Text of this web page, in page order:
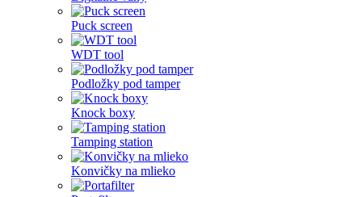
Puck screen
WDT tool
Podložky pod tamper
Knock boxy
Tamping station
Konvičky na mlieko